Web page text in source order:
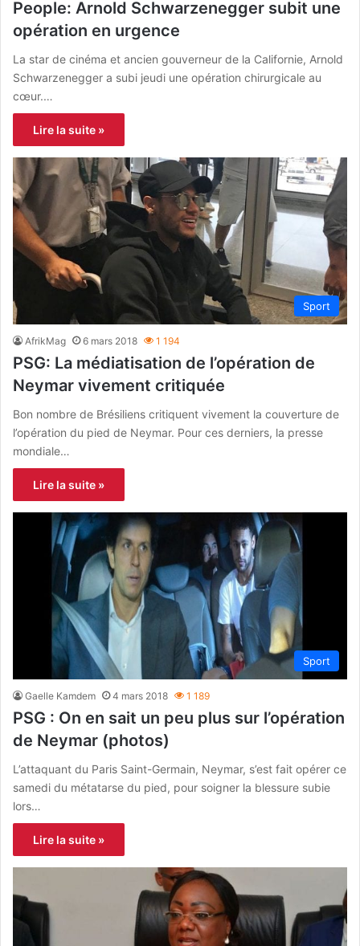
People: Arnold Schwarzenegger subit une
opération en urgence
La star de cinéma et ancien gouverneur de la Californie, Arnold
Schwarzenegger a subi jeudi une opération chirurgicale au
cœur.…
Lire la suite »
Sport
AfrikMag 6 mars 2018 1 194
PSG: La médiatisation de l’opération de
Neymar vivement critiquée
Bon nombre de Brésiliens critiquent vivement la couverture de
l’opération du pied de Neymar. Pour ces derniers, la presse
mondiale…
Lire la suite »
Sport
Gaelle Kamdem 4 mars 2018 1 189
PSG : On en sait un peu plus sur l’opération
de Neymar (photos)
L’attaquant du Paris Saint-Germain, Neymar, s’est fait opérer ce
samedi du métatarse du pied, pour soigner la blessure subie
lors…
Lire la suite »